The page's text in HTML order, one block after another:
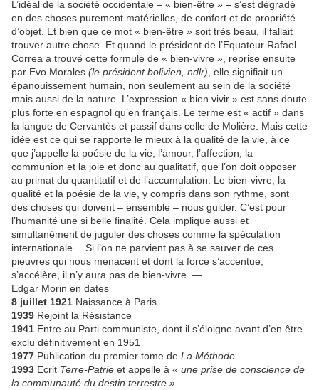
L’idéal de la société occidentale – « bien-être » – s’est dégradé
en des choses purement matérielles, de confort et de propriété
d’objet. Et bien que ce mot « bien-être » soit très beau, il fallait
trouver autre chose. Et quand le président de l’Equateur Rafael
Correa a trouvé cette formule de « bien-vivre », reprise ensuite
par Evo Morales (le président bolivien, ndlr) , elle signifiait un
épanouissement humain, non seulement au sein de la société
mais aussi de la nature. L’expression « bien vivir » est sans doute
plus forte en espagnol qu’en français. Le terme est « actif » dans
la langue de Cervantès et passif dans celle de Molière. Mais cette
idée est ce qui se rapporte le mieux à la qualité de la vie, à ce
que j’appelle la poésie de la vie, l’amour, l’affection, la
communion et la joie et donc au qualitatif, que l’on doit opposer
au primat du quantitatif et de l’accumulation. Le bien-vivre, la
qualité et la poésie de la vie, y compris dans son rythme, sont
des choses qui doivent – ensemble – nous guider. C’est pour
l’humanité une si belle finalité. Cela implique aussi et
simultanément de juguler des choses comme la spéculation
internationale… Si l’on ne parvient pas à se sauver de ces
pieuvres qui nous menacent et dont la force s’accentue,
s’accélère, il n’y aura pas de bien-vivre. —
Edgar Morin en dates
8 juillet 1921 Naissance à Paris
1939 Rejoint la Résistance
1941 Entre au Parti communiste, dont il s’éloigne avant d’en être
exclu définitivement en 1951
1977 Publication du premier tome de La Méthode
1993 Ecrit Terre-Patrie et appelle à « une prise de conscience de
la communauté du destin terrestre »